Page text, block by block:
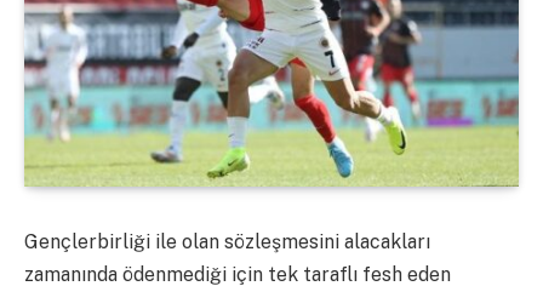
Gençlerbirliği ile olan sözleşmesini alacakları
zamanında ödenmediği için tek taraflı fesh eden